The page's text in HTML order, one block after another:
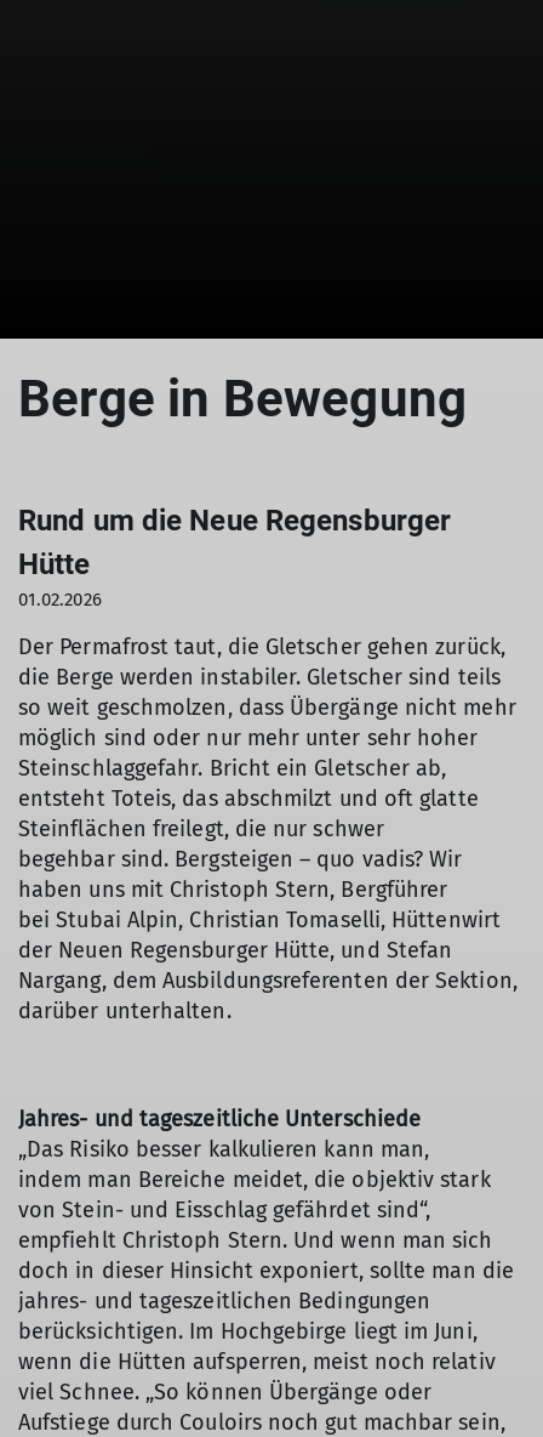
Berge in Bewegung
Rund um die Neue Regensburger
Hütte
01.02.2026
Der Permafrost taut, die Gletscher gehen zurück,
die Berge werden instabiler. Gletscher sind teils
so weit geschmolzen, dass Übergänge nicht mehr
möglich sind oder nur mehr unter sehr hoher
Steinschlaggefahr. Bricht ein Gletscher ab,
entsteht Toteis, das abschmilzt und oft glatte
Steinflächen freilegt, die nur schwer
begehbar sind. Bergsteigen – quo vadis? Wir
haben uns mit Christoph Stern, Bergführer
bei Stubai Alpin, Christian Tomaselli, Hüttenwirt
der Neuen Regensburger Hütte, und Stefan
Nargang, dem Ausbildungsreferenten der Sektion,
darüber unterhalten.
Jahres- und tageszeitliche Unterschiede
„Das Risiko besser kalkulieren kann man,
indem man Bereiche meidet, die objektiv stark
von Stein- und Eisschlag gefährdet sind“,
empfiehlt Christoph Stern. Und wenn man sich
doch in dieser Hinsicht exponiert, sollte man die
jahres- und tageszeitlichen Bedingungen
berücksichtigen. Im Hochgebirge liegt im Juni,
wenn die Hütten aufsperren, meist noch relativ
viel Schnee. „So können Übergänge oder
Aufstiege durch Couloirs noch gut machbar sein,